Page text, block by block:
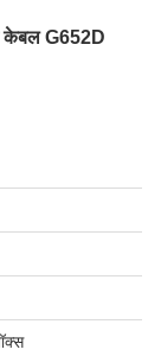
केबल G652D